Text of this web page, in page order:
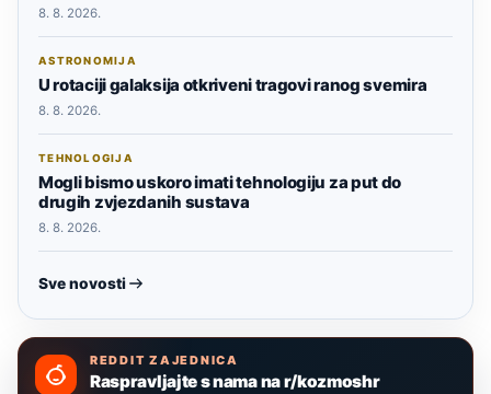
8. 8. 2026.
ASTRONOMIJA
U rotaciji galaksija otkriveni tragovi ranog svemira
8. 8. 2026.
TEHNOLOGIJA
Mogli bismo uskoro imati tehnologiju za put do
drugih zvjezdanih sustava
8. 8. 2026.
Sve novosti
REDDIT ZAJEDNICA
Raspravljajte s nama na r/kozmoshr